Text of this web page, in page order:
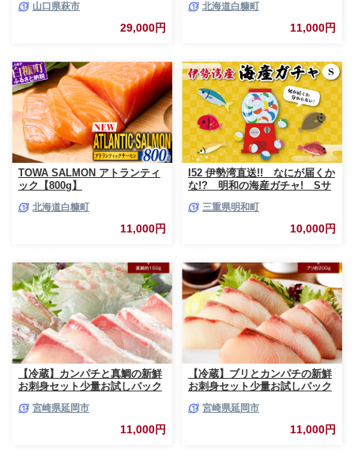
山口県萩市
29,000円
サーモン 鮭 魚 銀鮭 刺身 生食
用 さけ サケ ふるさと ランキン
グ 人気 魚介類 魚介 北海道 白
北海道白糠町
11,000円
TOWA SALMON アトランティ
ック【800g】
北海道白糠町
11,000円
I52 伊勢湾直送!! なにが届くか
な!? 明和の海産ガチャ! Sサ
三重県明和町
10,000円
【冷蔵】カンパチと真鯛の新鮮
お刺身セット少量お試しパック
宮崎県延岡市
11,000円
【冷蔵】ブリとカンパチの新鮮
お刺身セット少量お試しパック
宮崎県延岡市
11,000円